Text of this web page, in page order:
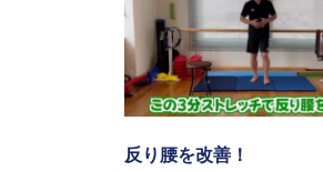
反り腰を改善！